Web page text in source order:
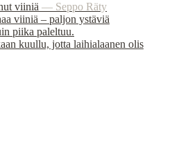
viiniä — Seppo Räty
viiniä – paljon ystäviä
piika paleltuu.
kuullu, jotta laihialaanen olis